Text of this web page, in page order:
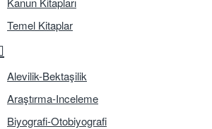
Temel Kitaplar
Alevilik-Bektaşilik
Araştırma-Inceleme
Biyografi-Otobiyografi